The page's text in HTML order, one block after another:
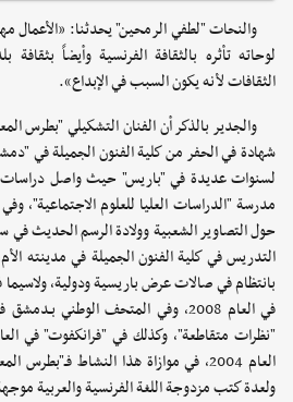
والنحات "لطفي الرمحين" يحدثنا: «الأعمال
لوحاته تأثره بالثقافة الفرنسية وأيضاً
الثقافات لأنه يكون السبب في الإبداع».
لسنوات عديدة في "باريس" حيث واصل دراسات في
التدريس في كلية الفنون الجميلة في مدينته
بانتظام في صالات عرض باريسية ودولية،
العام 2004، في موازاة هذا النشاط
ولعدة كتب مزدوجة اللغة الفرنسية والعربية